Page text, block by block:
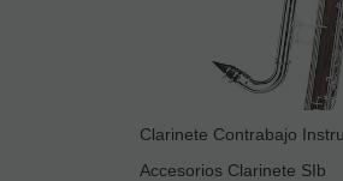
Clarinete Contrabajo
Accesorios Clarinete SIb